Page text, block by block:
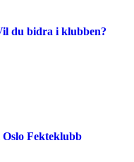
du bidra i klubben?
Oslo Fekteklubb